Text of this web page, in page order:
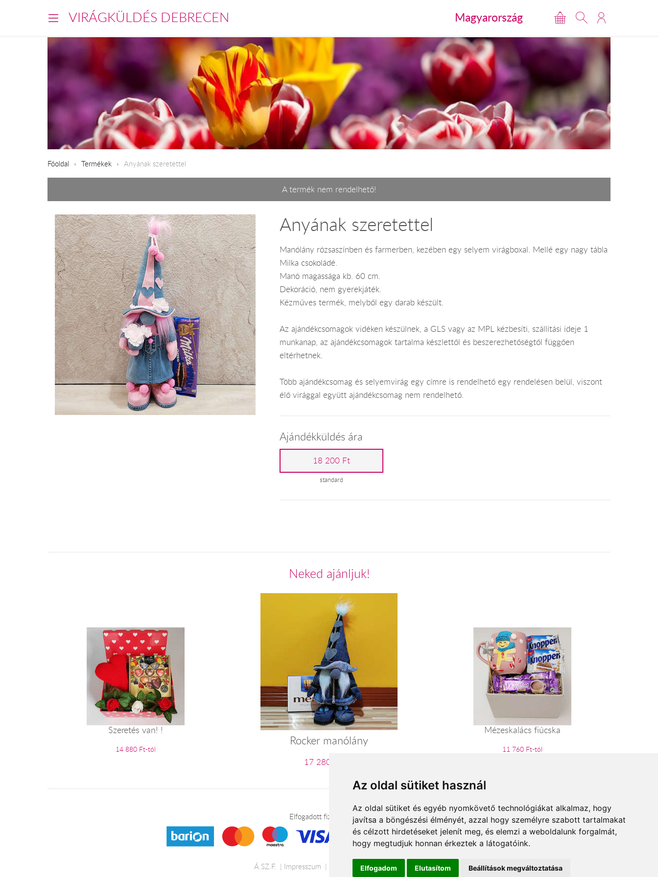
Az oldal sütiket használ
Az oldal sütiket és egyéb nyomkövető technológiákat alkalmaz, hogy
javítsa a böngészési élményét, azzal hogy személyre szabott tartalmakat
és célzott hirdetéseket jelenít meg, és elemzi a weboldalunk forgalmát,
hogy megtudjuk honnan érkeztek a látogatóink.
Elfogadom Elutasítom Beállítások megváltoztatása
VIRÁGKÜLDÉS DEBRECEN Magyarország
Főoldal Termékek Anyának szeretettel
A termék nem rendelhető!
Anyának szeretettel
Manólány rózsaszínben és farmerben, kezében egy selyem virágboxal. Mellé egy nagy tábla
Milka csokoládé.
Manó magassága kb. 60 cm.
Dekoráció, nem gyerekjáték.
Kézműves termék, melyből egy darab készült.
Az ajándékcsomagok vidéken készülnek, a GLS vagy az MPL kézbesíti, szállítási ideje 1
munkanap, az ajándékcsomagok tartalma készlettől és beszerezhetőségtől függően
eltérhetnek.
Több ajándékcsomag és selyemvirág egy címre is rendelhető egy rendelésen belül, viszont
élő virággal együtt ajándékcsomag nem rendelhető.
Ajándékküldés ára
18 200 Ft
standard
Neked ajánljuk!
Szeretés van! !
14 880 Ft-tól
Rocker manólány
17 280 Ft-tól
Mézeskalács fiúcska
11 760 Ft-tól
Elfogadott fizetési módok
Á.SZ.F. Impresszum Adatkezelési tájékoztató